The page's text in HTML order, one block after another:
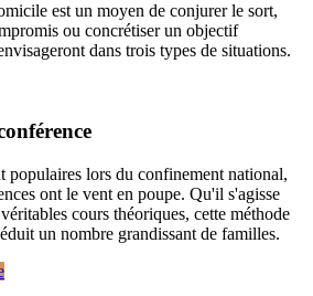
est un moyen de conjurer le sort,
ou concrétiser un objectif
dans trois types de situations.
populaires lors du confinement national,
ont le vent en poupe. Qu'il s'agisse
cours théoriques, cette méthode
un nombre grandissant de familles.